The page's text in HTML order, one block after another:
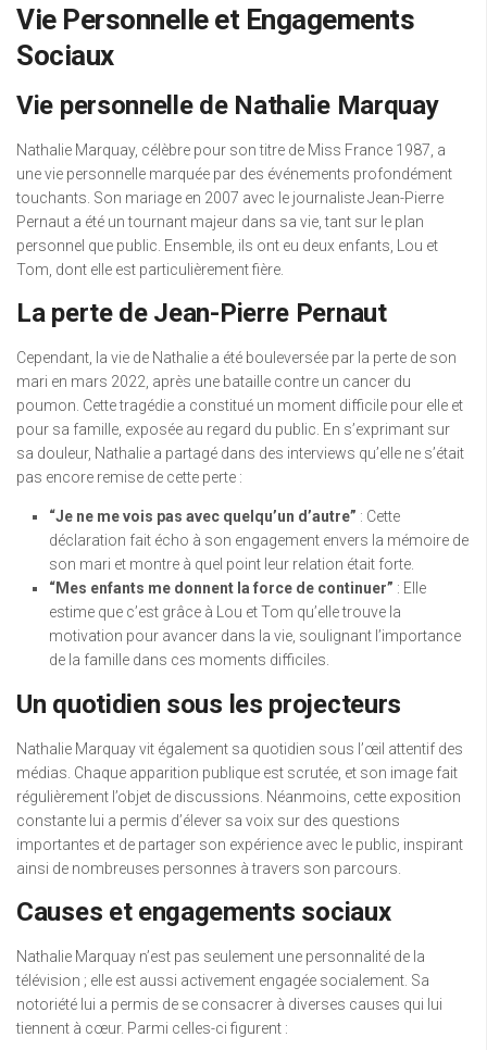
Vie Personnelle et Engagements
Sociaux
Vie personnelle de Nathalie Marquay
Nathalie Marquay, célèbre pour son titre de Miss France 1987, a
une vie personnelle marquée par des événements profondément
touchants. Son mariage en 2007 avec le journaliste Jean-Pierre
Pernaut a été un tournant majeur dans sa vie, tant sur le plan
personnel que public. Ensemble, ils ont eu deux enfants, Lou et
Tom, dont elle est particulièrement fière.
La perte de Jean-Pierre Pernaut
Cependant, la vie de Nathalie a été bouleversée par la perte de son
mari en mars 2022, après une bataille contre un cancer du
poumon. Cette tragédie a constitué un moment difficile pour elle et
pour sa famille, exposée au regard du public. En s’exprimant sur
sa douleur, Nathalie a partagé dans des interviews qu’elle ne s’était
pas encore remise de cette perte :
“Je ne me vois pas avec quelqu’un d’autre” : Cette
déclaration fait écho à son engagement envers la mémoire de
son mari et montre à quel point leur relation était forte.
“Mes enfants me donnent la force de continuer” : Elle
estime que c’est grâce à Lou et Tom qu’elle trouve la
motivation pour avancer dans la vie, soulignant l’importance
de la famille dans ces moments difficiles.
Un quotidien sous les projecteurs
Nathalie Marquay vit également sa quotidien sous l’œil attentif des
médias. Chaque apparition publique est scrutée, et son image fait
régulièrement l’objet de discussions. Néanmoins, cette exposition
constante lui a permis d’élever sa voix sur des questions
importantes et de partager son expérience avec le public, inspirant
ainsi de nombreuses personnes à travers son parcours.
Causes et engagements sociaux
Nathalie Marquay n’est pas seulement une personnalité de la
télévision ; elle est aussi activement engagée socialement. Sa
notoriété lui a permis de se consacrer à diverses causes qui lui
tiennent à cœur. Parmi celles-ci figurent :